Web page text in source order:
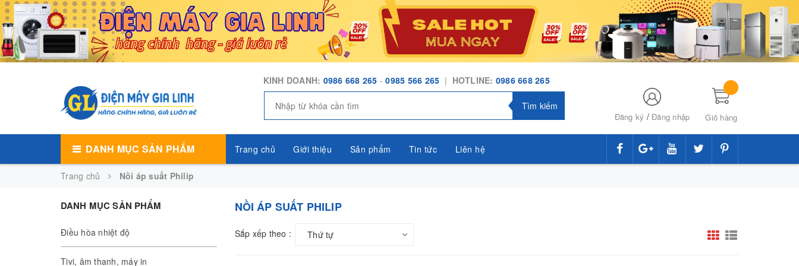
KINH DOANH: 0986 668 265 -0985 566 265 | HOTLINE: 0986 668 265
Tìm kiếm
Đăng ký /Đăng nhập Giỏ hàng
DANH MỤC SẢN PHẨM Trang chủ Giới thiệu Sản phẩm Tin tức Liên hệ
Trang chủ Nồi áp suất Philip
DANH MỤC SẢN PHẨM
Điều hòa nhiệt độ
Tivi, âm thanh, máy in
NỒI ÁP SUẤT PHILIP
Sắp xếp theo : Thứ tự